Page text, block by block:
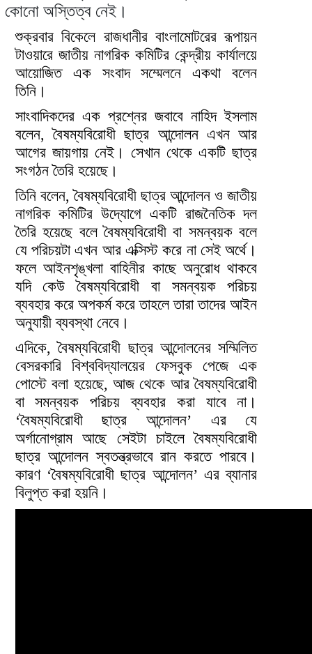
কোনো অস্তিত্ব নেই।
শুক্রবার বিকেলে রাজধানীর বাংলামোটরের রূপায়ন
টাওয়ারে জাতীয় নাগরিক কমিটির কেন্দ্রীয় কার্যালয়ে
আয়োজিত এক সংবাদ সম্মেলনে একথা বলেন
তিনি।
সাংবাদিকদের এক প্রশ্নের জবাবে নাহিদ ইসলাম
বলেন, বৈষম্যবিরোধী ছাত্র আন্দোলন এখন আর
আগের জায়গায় নেই। সেখান থেকে একটি ছাত্র
সংগঠন তৈরি হয়েছে।
তিনি বলেন, বৈষম্যবিরোধী ছাত্র আন্দোলন ও জাতীয়
নাগরিক কমিটির উদ্যোগে একটি রাজনৈতিক দল
তৈরি হয়েছে বলে বৈষম্যবিরোধী বা সমন্বয়ক বলে
যে পরিচয়টা এখন আর এক্সিস্ট করে না সেই অর্থে।
ফলে আইনশৃঙ্খলা বাহিনীর কাছে অনুরোধ থাকবে
যদি কেউ বৈষম্যবিরোধী বা সমন্বয়ক পরিচয়
ব্যবহার করে অপকর্ম করে তাহলে তারা তাদের আইন
অনুযায়ী ব্যবস্থা নেবে।
এদিকে, বৈষম্যবিরোধী ছাত্র আন্দোলনের সম্মিলিত
বেসরকারি বিশ্ববিদ্যালয়ের ফেসবুক পেজে এক
পোস্টে বলা হয়েছে, আজ থেকে আর বৈষম্যবিরোধী
বা সমন্বয়ক পরিচয় ব্যবহার করা যাবে না।
‘বৈষম্যবিরোধী ছাত্র আন্দোলন’ এর যে
অর্গানোগ্রাম আছে সেইটা চাইলে বৈষম্যবিরোধী
ছাত্র আন্দোলন স্বতন্ত্রভাবে রান করতে পারবে।
কারণ ‘বৈষম্যবিরোধী ছাত্র আন্দোলন’ এর ব্যানার
বিলুপ্ত করা হয়নি।